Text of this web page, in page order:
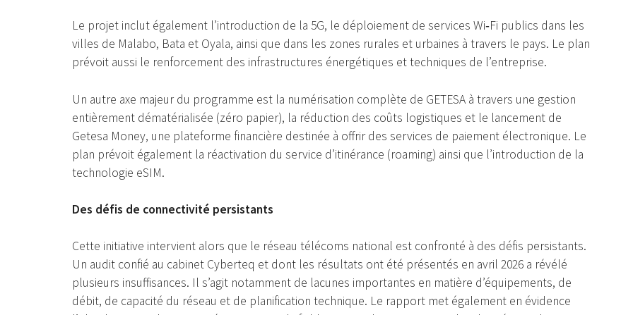
Le projet inclut également l’introduction de la 5G, le déploiement de services Wi‑Fi publics dans les
villes de Malabo, Bata et Oyala, ainsi que dans les zones rurales et urbaines à travers le pays. Le plan
prévoit aussi le renforcement des infrastructures énergétiques et techniques de l’entreprise.
Un autre axe majeur du programme est la numérisation complète de GETESA à travers une gestion
entièrement dématérialisée (zéro papier), la réduction des coûts logistiques et le lancement de
Getesa Money, une plateforme financière destinée à offrir des services de paiement électronique. Le
plan prévoit également la réactivation du service d’itinérance (roaming) ainsi que l’introduction de la
technologie eSIM.
Des défis de connectivité persistants
Cette initiative intervient alors que le réseau télécoms national est confronté à des défis persistants.
Un audit confié au cabinet Cyberteq et dont les résultats ont été présentés en avril 2026 a révélé
plusieurs insuffisances. Il s’agit notamment de lacunes importantes en matière d’équipements, de
débit, de capacité du réseau et de planification technique. Le rapport met également en évidence